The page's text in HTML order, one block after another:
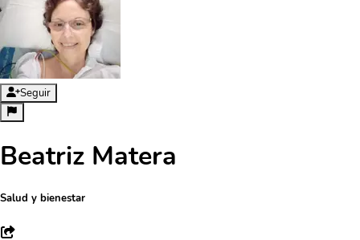
Seguir
Beatriz Matera
Salud y bienestar